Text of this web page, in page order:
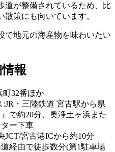
道が整備されているため、比
策にも向いています。
で地元の海産物を味わいたい
報
町32番ほか
:JR・三陸鉄道 宮古駅から県
で約20分、奥浄土ヶ浜また
ー下車
JCT/宮古港ICから約10分
経由で徒歩数分(第1駐車場